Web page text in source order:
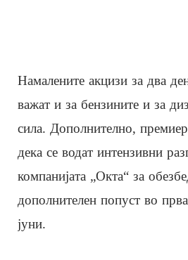
Намалените акцизи за два
важат и за бензините и за
сила. Дополнително,
дека се водат интензивни
компанијата „Окта“ за
дополнителен попуст во
јуни.